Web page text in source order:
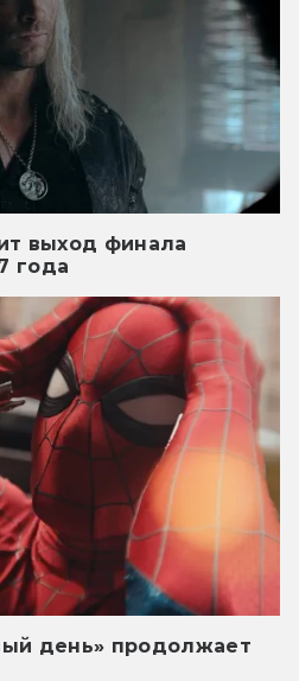
выход финала
года
день» продолжает